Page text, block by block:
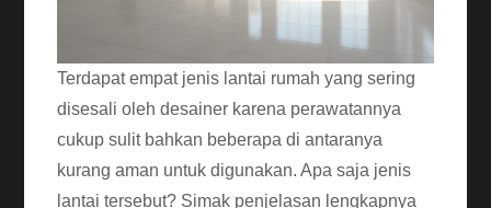
Terdapat empat jenis lantai rumah yang sering
disesali oleh desainer karena perawatannya
cukup sulit bahkan beberapa di antaranya
kurang aman untuk digunakan. Apa saja jenis
lantai tersebut? Simak penjelasan lengkapnya